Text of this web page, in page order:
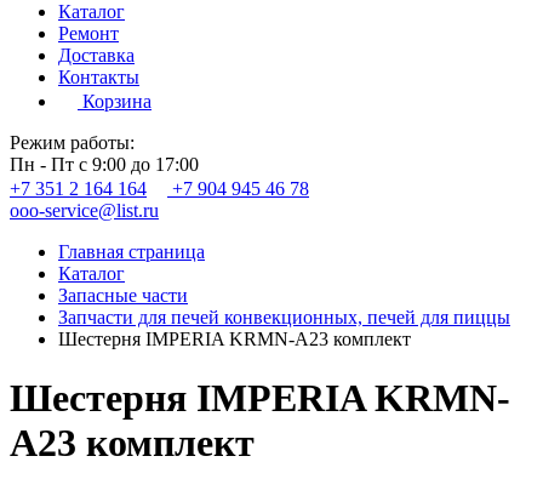
Каталог
Ремонт
Доставка
Контакты
Корзина
Режим работы:
Пн - Пт с 9:00 до 17:00
+7 351 2 164 164
+7 904 945 46 78
ooo-service@list.ru
Главная страница
Каталог
Запасные части
Запчасти для печей конвекционных, печей для пиццы
Шестерня IMPERIA KRMN-A23 комплект
Шестерня IMPERIA KRMN-
A23 комплект